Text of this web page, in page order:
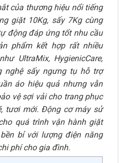
của thương hiệu nổi tiếng
giặt 10Kg, sấy 7Kg cùng
động đáp ứng tốt nhu cầu
phẩm kết hợp rất nhiều
UltraMix, HygienicCare,
nghệ sấy ngưng tụ hỗ trợ
áo hiệu quả nhưng vẫn
vệ sợi vải cho trang phục
tươi mới. Động cơ máy sử
quá trình vận hành giặt
bỉ với lượng điện năng
phí cho gia đình.